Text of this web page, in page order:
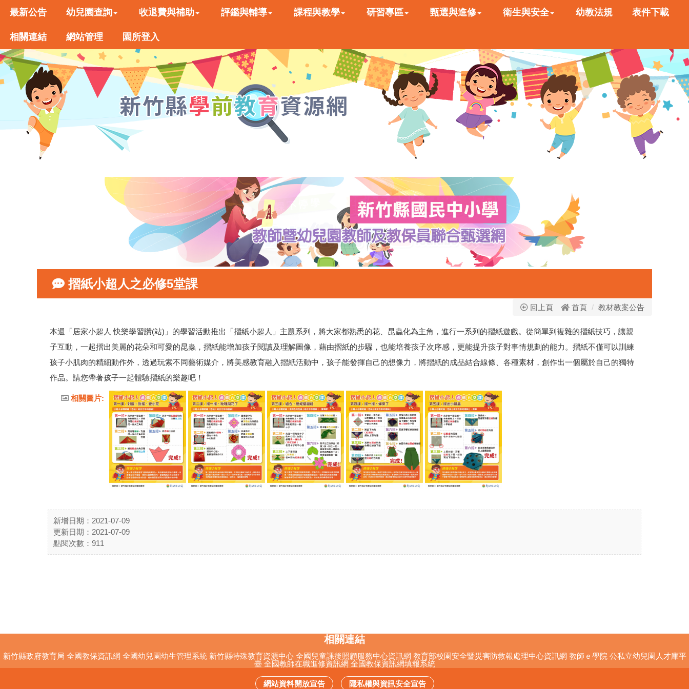
最新公告 幼兒園查詢 收退費與補助 評鑑與輔導 課程與教學 研習專區 甄選與進修 衛生與安全 幼教法規 表件下載
相關連結 網站管理 園所登入
摺紙小超人之必修5堂課
回上頁 首頁 教材教案公告
本週「居家小超人 快樂學習讚(站)」的學習活動推出「摺紙小超人」主題系列，將大家都熟悉的花、昆蟲化為主角，進行一系列的摺紙遊戲。從簡單到複雜的摺紙技巧，讓親
子互動，一起摺出美麗的花朵和可愛的昆蟲，摺紙能增加孩子閱讀及理解圖像，藉由摺紙的步驟，也能培養孩子次序感，更能提升孩子對事情規劃的能力。摺紙不僅可以訓練
孩子小肌肉的精細動作外，透過玩索不同藝術媒介，將美感教育融入摺紙活動中，孩子能發揮自己的想像力，將摺紙的成品結合線條、各種素材，創作出一個屬於自己的獨特
作品。請您帶著孩子一起體驗摺紙的樂趣吧！
相關圖片:
新增日期：2021-07-09
更新日期：2021-07-09
點閱次數：911
相關連結
新竹縣政府教育局 全國教保資訊網 全國幼兒園幼生管理系統 新竹縣特殊教育資源中心 全國兒童課後照顧服務中心資訊網 教育部校園安全暨災害防救報處理中心資訊網 教師ｅ學院 公私立幼兒園人才庫平
臺 全國教師在職進修資訊網 全國教保資訊網填報系統
網站資料開放宣告 隱私權與資訊安全宣告